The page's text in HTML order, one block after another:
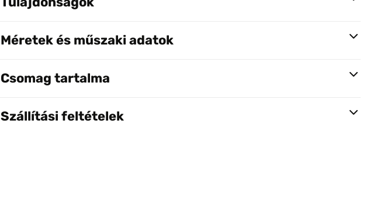
Méretek és műszaki adatok
Csomag tartalma
Szállítási feltételek